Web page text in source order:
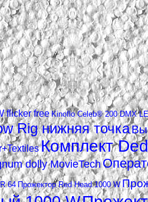
flicker free Kinoflo Celeb® 200 DMX
Rig нижняя точка
Комплект
dolly MovieTech
64 Прожектор Red Head 1000 W